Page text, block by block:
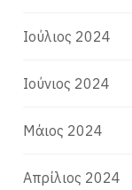
Ιούλιος 2024
Ιούνιος 2024
Μάιος 2024
Απρίλιος 2024